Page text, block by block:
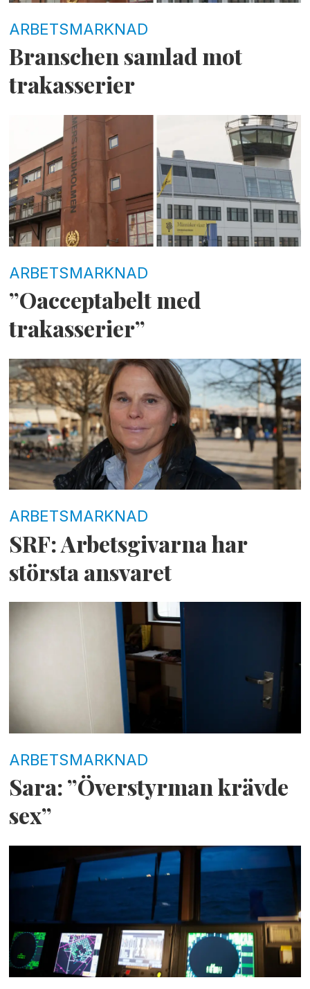
ARBETSMARKNAD
Branschen samlad mot
trakasserier
ARBETSMARKNAD
”Oacceptabelt med
trakasserier”
ARBETSMARKNAD
SRF: Arbetsgivarna har
största ansvaret
ARBETSMARKNAD
Sara: ”Överstyrman krävde
sex”